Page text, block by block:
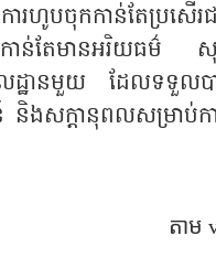
ការហូបចុកកាន់តែប្រស
រតីកាន់តែមានអរិយ
ឋានមួយ ដែលទទួលបា
ក្ដានុពលសម្រាប់ការអ
តាម